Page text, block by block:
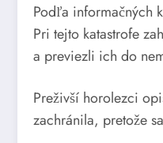
Podľa informačných
Pri tejto katastrofe
a previezli ich do
Preživší horolezci
zachránila, pretože